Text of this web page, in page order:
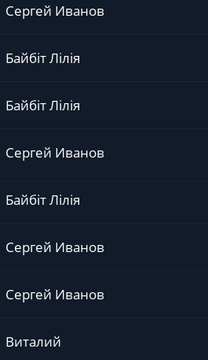
Сергей Иванов
Байбіт Лілія
Байбіт Лілія
Сергей Иванов
Байбіт Лілія
Сергей Иванов
Сергей Иванов
Виталий